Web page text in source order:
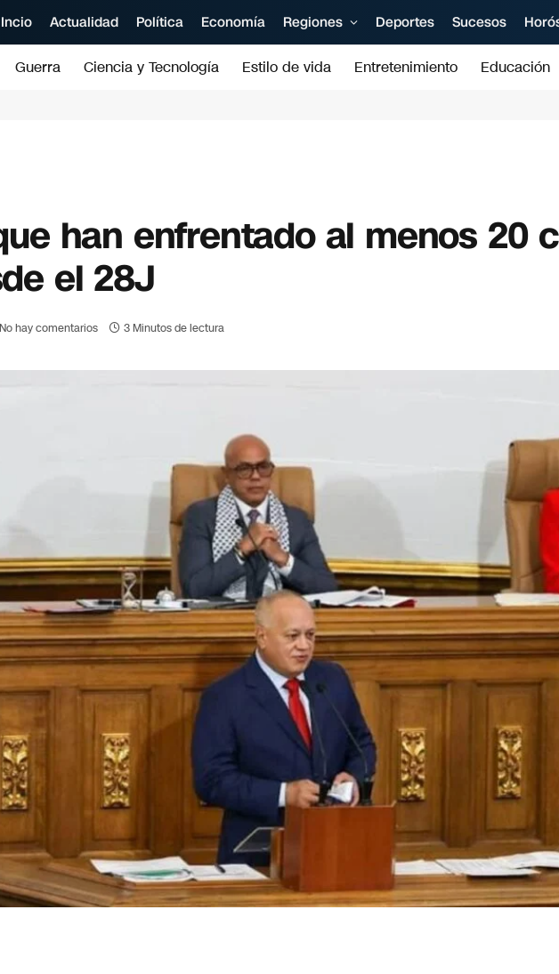
Incio Actualidad Política Economía Regiones Deportes Sucesos
Guerra Ciencia y Tecnología Estilo de vida Entretenimiento Educación
han enfrentado al menos 20
el 28J
No hay comentarios 3 Minutos de lectura